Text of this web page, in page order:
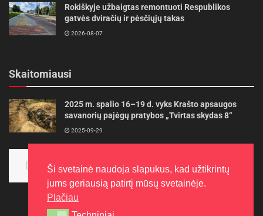
Rokiškyje užbaigtas remontuoti Respublikos
gatvės dviračių ir pėsčiųjų takas
2026-08-07
Skaitomiausi
2025 m. spalio 16–19 d. vyks Krašto apsaugos
savanorių pajėgų pratybos „Tvirtas skydas 8“
2025-09-29
aukso
2015-10-30
Ši svetainė naudoja slapukus, kad užtikrintų
jums geriausią patirtį mūsų svetainėje.
Plačiau